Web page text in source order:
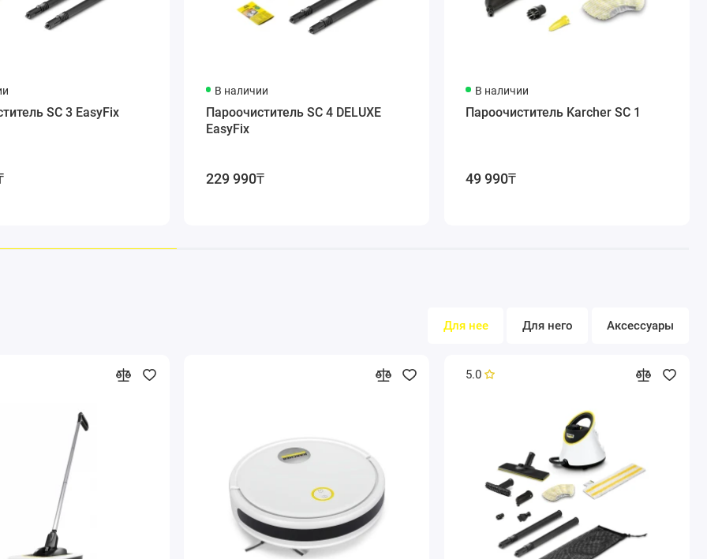
эргономичная насадка для пола Позволяет исользовать
устройство пользователями любого роста.
и обтяжки с улучшенными отделениями и зонами загрязнения ограничивают высшую очистку.
предохранитель обеспечивает необходимый уровень безопасности и оберегает детей от ожогов.
владения. Возможность быстрого закрепления насадок для пола на время перерывов в работе.
SC 3 EasyFix
В наличии
Пароочиститель SC 4 DELUXE
EasyFix
229 990₸
В наличии
Пароочиститель Karcher SC 1
49 990₸
Для нее Для него Аксессуары
5.0